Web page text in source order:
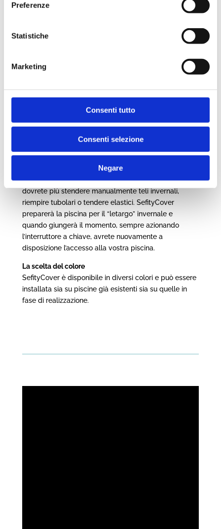
Preferenze
Statistiche
Marketing
Consenti tutto
Consenti selezione
Negare
Eccellente copertura estiva
dall’acqua durante la giornata venga ceduto all’aria
Impareggiabile copertura invernale
che SafetyCover è in grado di offrire. Sarà possibile
effettuare la chiusura invernale in un solo minuto,
semplicemente azionando l’interruttore a chiave. Non
dovrete più stendere manualmente teli invernali,
riempire tubolari o tendere elastici. SefityCover
preparerà la piscina per il “letargo” invernale e
quando giungerà il momento, sempre azionando
l’interruttore a chiave, avrete nuovamente a
disposizione l’accesso alla vostra piscina.
La scelta del colore
SefityCover è disponibile in diversi colori e può essere
installata sia su piscine già esistenti sia su quelle in
fase di realizzazione.